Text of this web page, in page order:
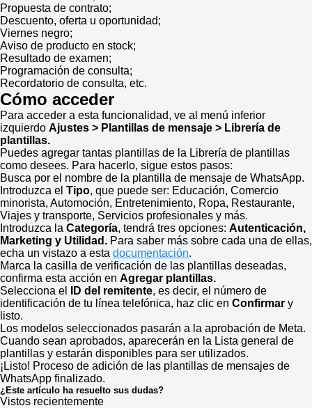
Propuesta de contrato;
Descuento, oferta u oportunidad;
Viernes negro;
Aviso de producto en stock;
Resultado de examen;
Programación de consulta;
Recordatorio de consulta, etc.
Cómo acceder
Para acceder a esta funcionalidad, ve al menú inferior
izquierdo Ajustes > Plantillas de mensaje > Librería de
plantillas.
Puedes agregar tantas plantillas de la Librería de plantillas
como desees. Para hacerlo, sigue estos pasos:
Busca por el nombre de la plantilla de mensaje de WhatsApp.
Introduzca el Tipo, que puede ser: Educación, Comercio
minorista, Automoción, Entretenimiento, Ropa, Restaurante,
Viajes y transporte, Servicios profesionales y más.
Introduzca la Categoría, tendrá tres opciones: Autenticación,
Marketing y Utilidad. Para saber más sobre cada una de ellas,
echa un vistazo a esta documentación.
Marca la casilla de verificación de las plantillas deseadas,
confirma esta acción en Agregar plantillas.
Selecciona el
ID del remitente, es decir, el número de
identificación de tu línea telefónica, haz clic en Confirmar y
listo.
Los modelos seleccionados pasarán a la aprobación de Meta.
Cuando sean aprobados, aparecerán en la Lista general de
plantillas y estarán disponibles para ser utilizados.
¡Listo! Proceso de adición de las plantillas de mensajes de
WhatsApp finalizado.
¿Este artículo ha resuelto sus dudas?
Vistos recientemente